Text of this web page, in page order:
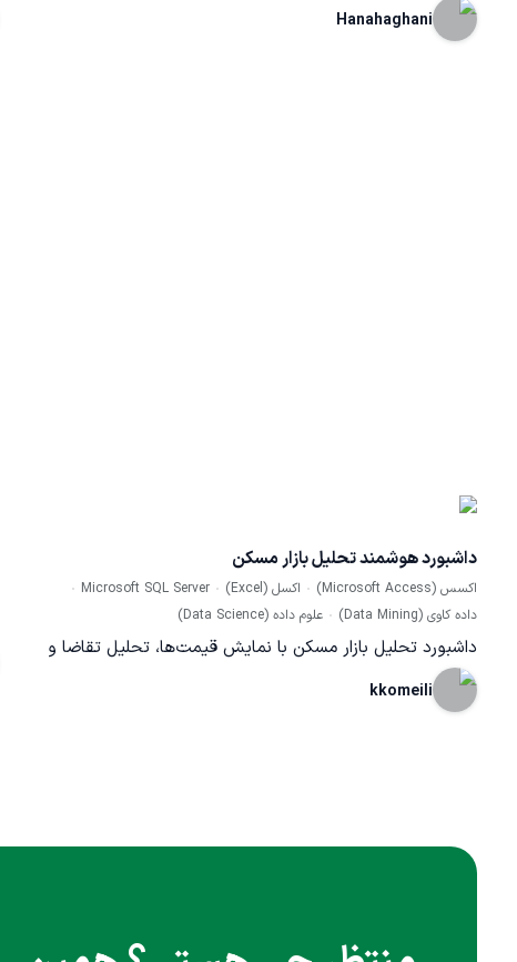
در زبان پایتون طراحی شده است. هدف پروژه، ارائه‌ی نمای بصری
Hanahaghani
داشبورد هوشمند تحلیل بازار مسکن
اکسس (Microsoft Access) اکسل (Excel)
Microsoft SQL Server
داده کاوی (Data Mining)
علوم داده (Data Science)
داشبورد تحلیل بازار مسکن با نمایش قیمت‌ها، تحلیل تقاضا و
عرضه، روند معاملات و نقشه‌های حرارتی، به ذینفعان کمک می‌کند
مانند نمودارها و فیلترهای مختلف به کاربران امکان می‌دهد روندها
و داده‌ها را به‌طور مؤثر تحلیل کنند. این ابزار می‌تواند به شناسایی
kkomeili